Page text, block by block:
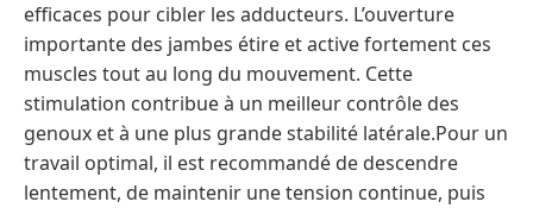
efficaces pour cibler les adducteurs. L’ouverture
importante des jambes étire et active fortement ces
muscles tout au long du mouvement. Cette
stimulation contribue à un meilleur contrôle des
genoux et à une plus grande stabilité latérale.Pour un
travail optimal, il est recommandé de descendre
lentement, de maintenir une tension continue, puis